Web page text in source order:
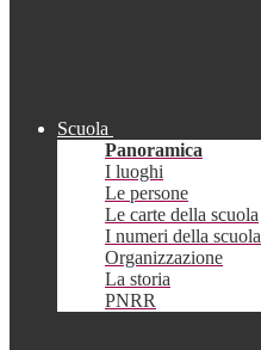
Scuola
Panoramica
I luoghi
Le persone
Le carte della scuola
I numeri della scuola
Organizzazione
La storia
PNRR